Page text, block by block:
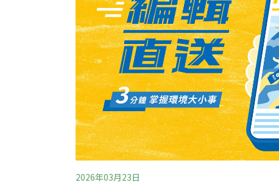
2026年03月23日